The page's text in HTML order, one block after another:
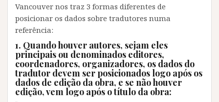
Vancouver nos traz 3 formas diferentes de
posicionar os dados sobre tradutores numa
referência:
1. Quando houver autores, sejam eles
principais ou denominados editores,
coordenadores, organizadores, os dados do
tradutor devem ser posicionados logo após os
dados de edição da obra, e se não houver
edição, vem logo após o título da obra: